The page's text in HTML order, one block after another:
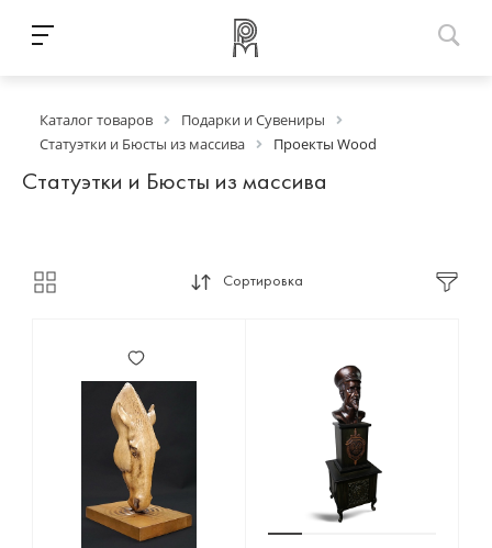
Каталог товаров
Подарки и Сувениры
Статуэтки и Бюсты из массива
Проекты Wood
Статуэтки и Бюсты из массива
Сортировка